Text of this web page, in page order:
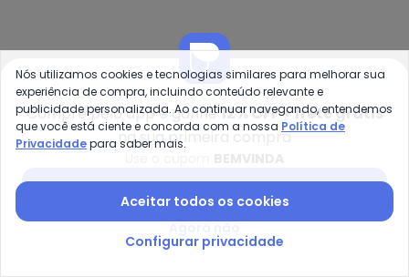
Blusão em Moletom
ou sem
Compre pelo app e ganhe12% OFF + frete grátis
na sua primeira compra
Nós utilizamos cookies e tecnologias similares para melhorar sua
experiência de compra, incluindo conteúdo relevante e
publicidade personalizada. Ao continuar navegando, entendemos
que você está ciente e concorda com a nossa Política de
Privacidadepara saber mais.
Aceitar todos os cookies
Configurar privacidade